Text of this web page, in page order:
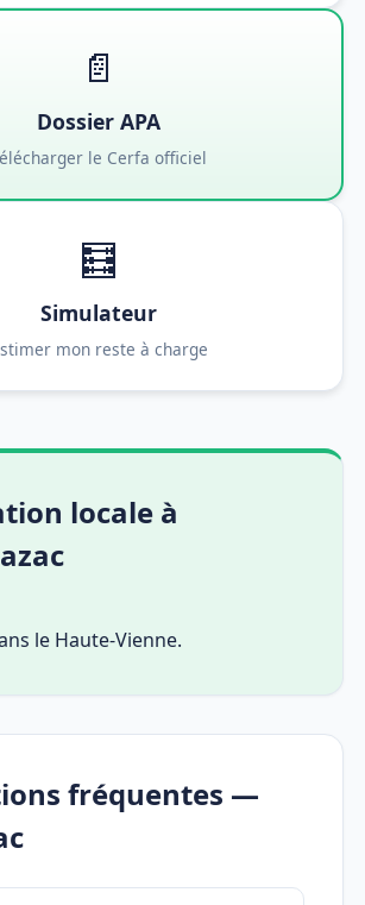
📄
Dossier APA
le Cerfa officiel
🧮
Simulateur
mon reste à charge
locale à
le Haute-Vienne.
fréquentes —